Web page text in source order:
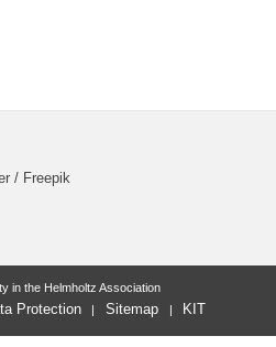
/ Freepik
in the Helmholtz Association
Protection Sitemap KIT